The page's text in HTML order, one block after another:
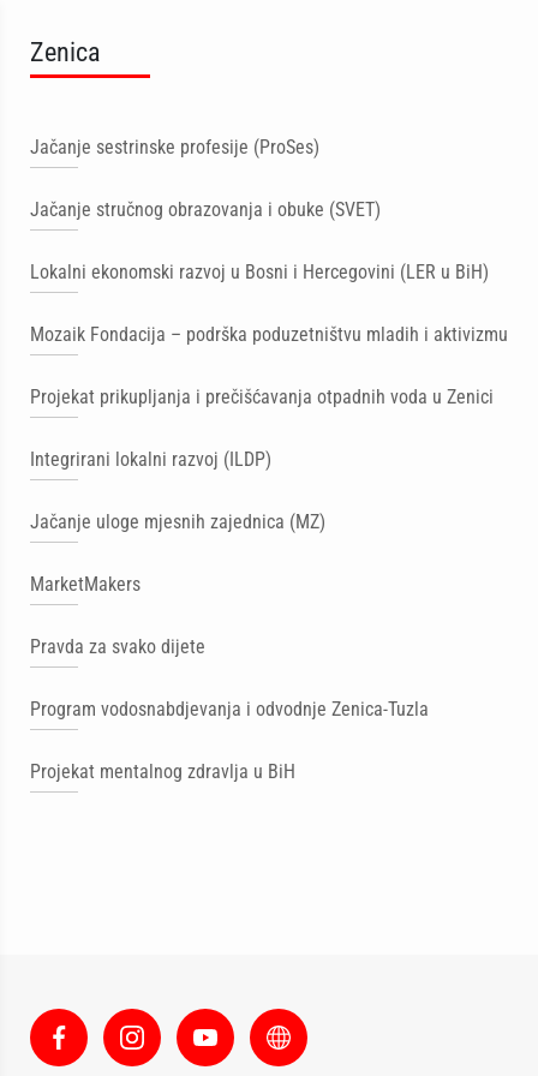
Zenica
Jačanje sestrinske profesije (ProSes)
Jačanje stručnog obrazovanja i obuke (SVET)
Lokalni ekonomski razvoj u Bosni i Hercegovini (LER u BiH)
Mozaik Fondacija – podrška poduzetništvu mladih i aktivizmu
Projekat prikupljanja i prečišćavanja otpadnih voda u Zenici
Integrirani lokalni razvoj (ILDP)
Jačanje uloge mjesnih zajednica (MZ)
MarketMakers
Pravda za svako dijete
Program vodosnabdjevanja i odvodnje Zenica-Tuzla
Projekat mentalnog zdravlja u BiH